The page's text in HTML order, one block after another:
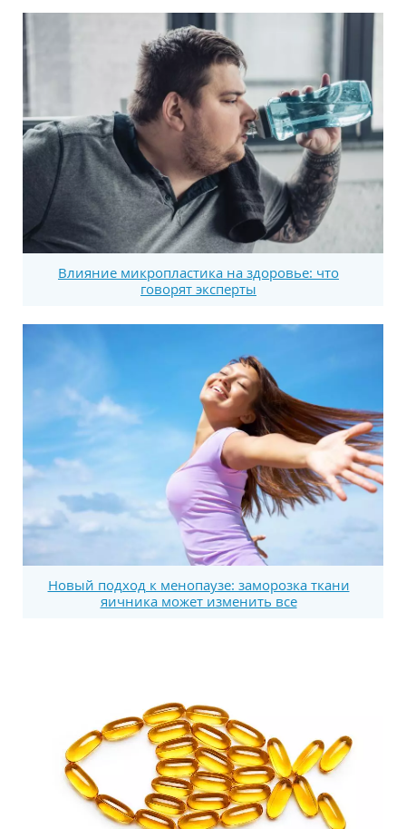
Влияние микропластика на здоровье: что
говорят эксперты
Новый подход к менопаузе: заморозка ткани
яичника может изменить все